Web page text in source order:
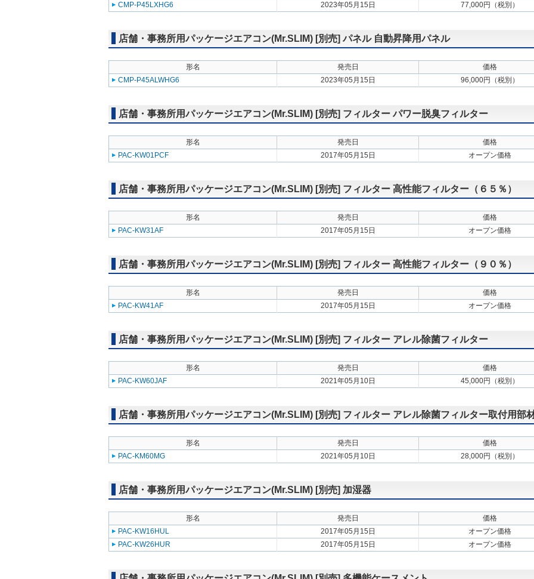
CMP-P45LXHG6
2023年05月15日 77,000円（税別）
店舗・事務所用パッケージエアコン(Mr.SLIM) [別売] パネル 自動昇降用パネル
形名 発売日
価格
CMP-P45ALWHG6
2023年05月15日 96,000円（税別）
店舗・事務所用パッケージエアコン(Mr.SLIM) [別売] フィルター パワー脱臭フィルター
形名 発売日
価格
PAC-KW01PCF
2017年05月15日 オープン価格
店舗・事務所用パッケージエアコン(Mr.SLIM) [別売] フィルター 高性能フィルター（６５％）
形名 発売日
価格
PAC-KW31AF
2017年05月15日 オープン価格
店舗・事務所用パッケージエアコン(Mr.SLIM) [別売] フィルター 高性能フィルター（９０％）
形名 発売日
価格
PAC-KW41AF
2017年05月15日 オープン価格
店舗・事務所用パッケージエアコン(Mr.SLIM) [別売] フィルター アレル除菌フィルター
形名 発売日
価格
PAC-KW60JAF
2021年05月10日 45,000円（税別）
店舗・事務所用パッケージエアコン(Mr.SLIM) [別売] フィルター アレル除菌フィルター取付用部
形名 発売日
価格
PAC-KM60MG
2021年05月10日 28,000円（税別）
店舗・事務所用パッケージエアコン(Mr.SLIM) [別売] 加湿器
形名 発売日
価格
PAC-KW16HUL
2017年05月15日
オープン価格
PAC-KW26HUR
2017年05月15日 オープン価格